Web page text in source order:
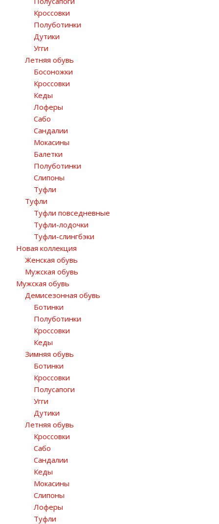
Кроссовки
Полуботинки
Дутики
Угги
Летняя обувь
Босоножки
Кроссовки
Кеды
Лоферы
Сабо
Сандалии
Мокасины
Балетки
Полуботинки
Слипоны
Туфли
Туфли
Туфли повседневные
Туфли-лодочки
Туфли-слингбэки
Новая коллекция
Женская обувь
Мужская обувь
Мужская обувь
Демисезонная обувь
Ботинки
Полуботинки
Кроссовки
Кеды
Зимняя обувь
Ботинки
Кроссовки
Полусапоги
Угги
Дутики
Летняя обувь
Кроссовки
Сабо
Сандалии
Кеды
Мокасины
Слипоны
Лоферы
Туфли